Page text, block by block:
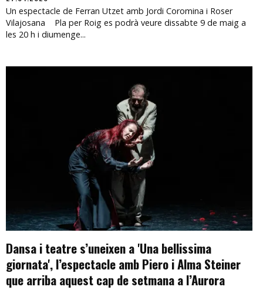
Un espectacle de Ferran Utzet amb Jordi Coromina i Roser
Vilajosana Pla per Roig es podrà veure dissabte 9 de maig a
les 20 h i diumenge...
Dansa i teatre s’uneixen a 'Una bellissima
giornata', l’espectacle amb Piero i Alma Steiner
que arriba aquest cap de setmana a l’Aurora